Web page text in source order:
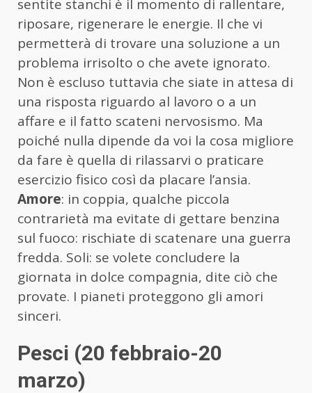
sentite stanchi è il momento di rallentare,
riposare, rigenerare le energie. Il che vi
permetterà di trovare una soluzione a un
problema irrisolto o che avete ignorato.
Non è escluso tuttavia che siate in attesa di
una risposta riguardo al lavoro o a un
affare e il fatto scateni nervosismo. Ma
poiché nulla dipende da voi la cosa migliore
da fare è quella di rilassarvi o praticare
esercizio fisico così da placare l’ansia.
Amore: in coppia, qualche piccola
contrarietà ma evitate di gettare benzina
sul fuoco: rischiate di scatenare una guerra
fredda. Soli: se volete concludere la
giornata in dolce compagnia, dite ciò che
provate. I pianeti proteggono gli amori
sinceri.
Pesci (20 febbraio-20
marzo)